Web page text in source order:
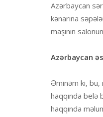
Azərbaycan
kənarına
maşının
Azərbaycan
Əminəm ki, bu,
haqqında belə
haqqında